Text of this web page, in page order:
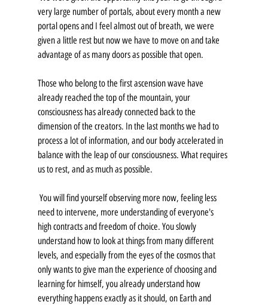
very large number of portals, about every month a new
portal opens and I feel almost out of breath, we were
given a little rest but now we have to move on and take
advantage of as many doors as possible that open.
Those who belong to the first ascension wave have
already reached the top of the mountain, your
consciousness has already connected back to the
dimension of the creators. In the last months we had to
process a lot of information, and our body accelerated in
balance with the leap of our consciousness. What requires
us to rest, and as much as possible.
need to intervene, more understanding of everyone's
high contracts and freedom of choice. You slowly
understand how to look at things from many different
levels, and especially from the eyes of the cosmos that
only wants to give man the experience of choosing and
learning for himself, you already understand how
everything happens exactly as it should, on Earth and